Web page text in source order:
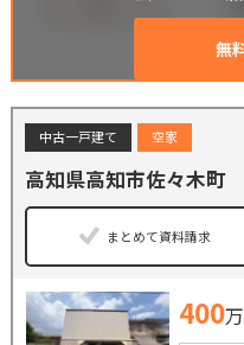
無
中古一戸建て 空家
高知県高知市佐々木町
まとめて資料請求
400